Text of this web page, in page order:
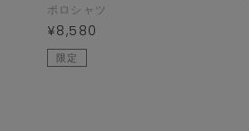
ポロシャツ
¥8,580
限定